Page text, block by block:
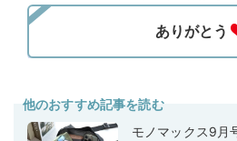
他のおすすめ記事を読む
モノマックス9月